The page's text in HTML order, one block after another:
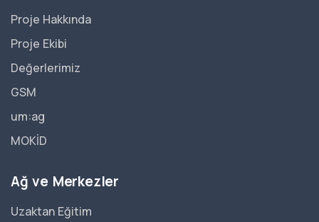
Proje Hakkında
Proje Ekibi
Değerlerimiz
GSM
um:ag
MOKİD
Ağ ve Merkezler
Uzaktan Eğitim